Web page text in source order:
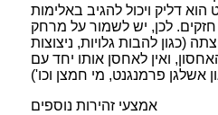
הוא דליק ויכול להגיב באלימות
לכן, יש לשמור על מרחק
(כגון להבות גלויות, ניצוצות
ואין לאחסן אותו יחד עם
אמצעי זהירות נוספים